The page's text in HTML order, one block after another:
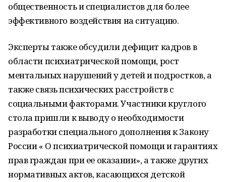
общественность и специалистов для более
эффективного воздействия на ситуацию.
Эксперты также обсудили дефицит кадров в
области психиатрической помощи, рост
ментальных нарушений у детей и подростков, а
также связь психических расстройств с
социальными факторами. Участники круглого
стола пришли к выводу о необходимости
разработки специального дополнения к Закону
России « О психиатрической помощи и гарантиях
прав граждан при ее оказании», а также других
нормативных актов, касающихся детской